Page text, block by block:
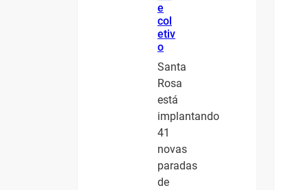
e
col
etiv
o
Santa
Rosa
está
implantando
41
novas
paradas
de